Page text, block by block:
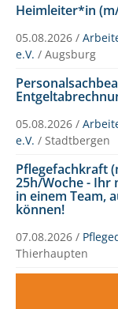
Heimleiter*in
05.08.2026 /
e.V. / Augsburg
05.08.2026 /
e.V. / Stadtbergen
Pflegefachkraft
25h/Woche - Ihr
in einem Team,
können!
07.08.2026 /
Thierhaupten